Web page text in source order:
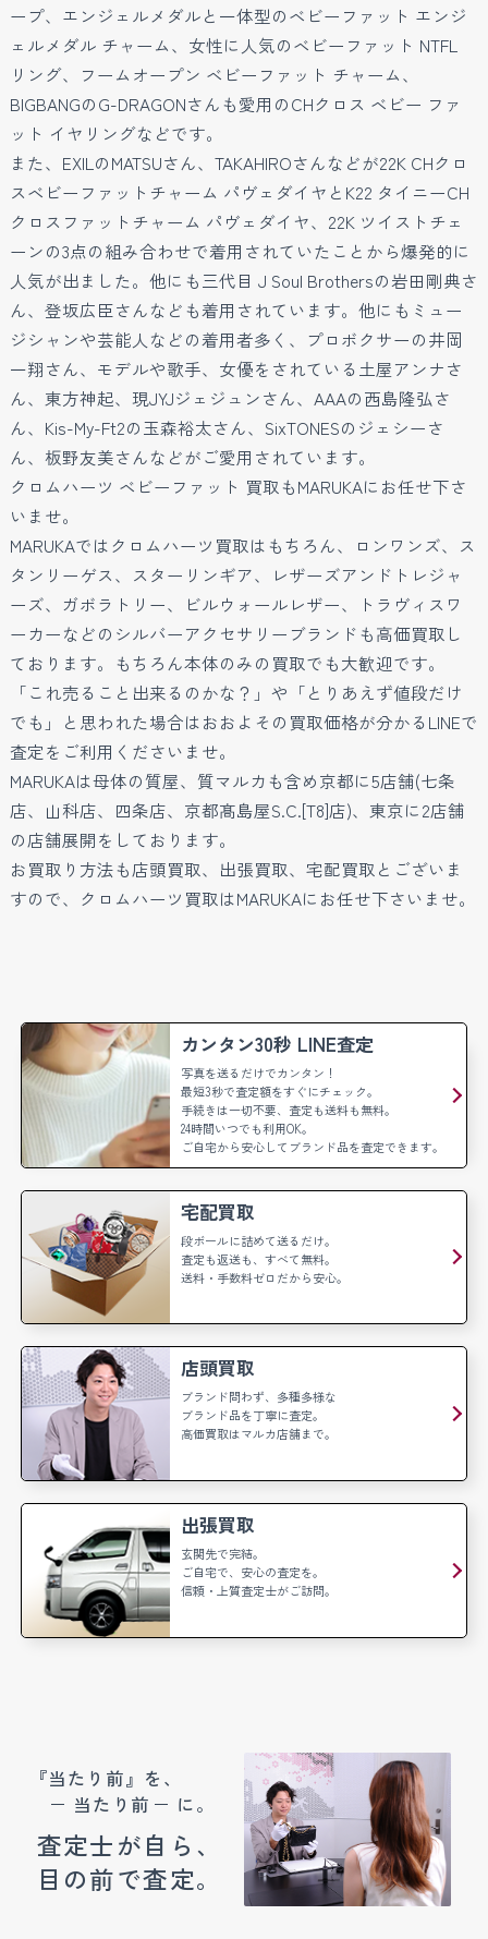
ープ、エンジェルメダルと一体型のベビーファット エンジ
ェルメダル チャーム、女性に人気のベビーファット NTFL
リング、フームオープン ベビーファット チャーム、
BIGBANGのG-DRAGONさんも愛用のCHクロス ベビー ファ
ット イヤリングなどです。
また、EXILのMATSUさん、TAKAHIROさんなどが22K CHクロ
スベビーファットチャーム パヴェダイヤとK22 タイニーCH
クロスファットチャーム パヴェダイヤ、22K ツイストチェ
ーンの3点の組み合わせで着用されていたことから爆発的に
人気が出ました。他にも三代目 J Soul Brothersの岩田剛典さ
ん、登坂広臣さんなども着用されています。他にもミュー
ジシャンや芸能人などの着用者多く、プロボクサーの井岡
一翔さん、モデルや歌手、女優をされている土屋アンナさ
ん、東方神起、現JYJジェジュンさん、AAAの西島隆弘さ
ん、Kis-My-Ft2の玉森裕太さん、SixTONESのジェシーさ
ん、板野友美さんなどがご愛用されています。
クロムハーツ ベビーファット 買取もMARUKAにお任せ下さ
いませ。
MARUKAではクロムハーツ買取はもちろん、ロンワンズ、ス
タンリーゲス、スターリンギア、レザーズアンドトレジャ
ーズ、ガボラトリー、ビルウォールレザー、トラヴィスワ
ーカーなどのシルバーアクセサリーブランドも高価買取し
ております。もちろん本体のみの買取でも大歓迎です。
「これ売ること出来るのかな？」や「とりあえず値段だけ
でも」と思われた場合はおおよその買取価格が分かるLINEで
査定をご利用くださいませ。
MARUKAは母体の質屋、質マルカも含め京都に5店舗(七条
店、山科店、四条店、京都髙島屋S.C.[T8]店)、東京に2店舗
の店舗展開をしております。
お買取り方法も店頭買取、出張買取、宅配買取とございま
すので、クロムハーツ買取はMARUKAにお任せ下さいませ。
カンタン30秒 LINE査定
写真を送るだけでカンタン！
最短3秒で査定額をすぐにチェック。
手続きは一切不要、査定も送料も無料。
24時間いつでも利用OK。
ご自宅から安心してブランド品を査定できます。
宅配買取
段ボールに詰めて送るだけ。
査定も返送も、すべて無料。
送料・手数料ゼロだから安心。
店頭買取
ブランド問わず、多種多様な
ブランド品を丁寧に査定。
高価買取はマルカ店舗まで。
出張買取
玄関先で完結。
ご自宅で、安心の査定を。
信頼・上質査定士がご訪問。
『当たり前』を、
当たり前
に。
査定士が自ら、
目の前で査定。